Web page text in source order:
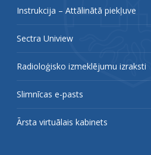
Instrukcija – Attālinātā piekļuve
Sectra Uniview
Radioloģisko izmeklējumu izraksti
Slimnīcas e-pasts
Ārsta virtuālais kabinets